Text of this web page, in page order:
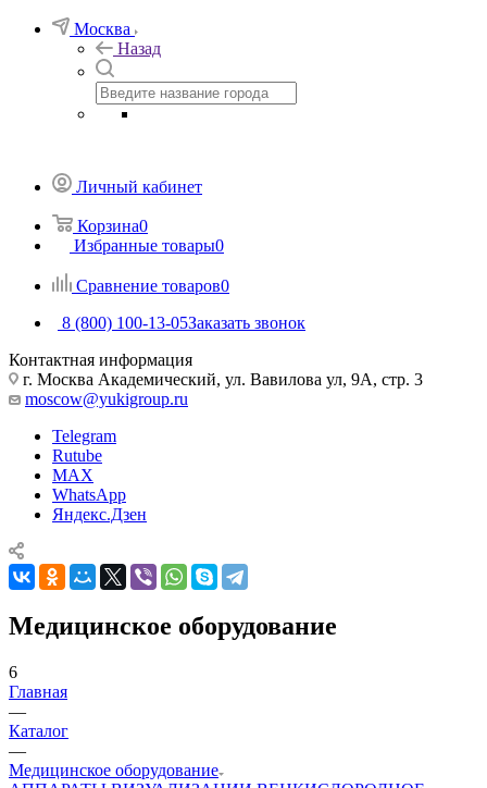
Москва
Назад
Личный кабинет
Корзина0
Избранные товары0
Сравнение товаров0
8 (800) 100-13-05Заказать звонок
Контактная информация
г. Москва Академический, ул. Вавилова ул, 9А, стр. 3
moscow@yukigroup.ru
Telegram
Rutube
MAX
WhatsApp
Яндекс.Дзен
Медицинское оборудование
6
Главная
—
Каталог
—
Медицинское оборудование